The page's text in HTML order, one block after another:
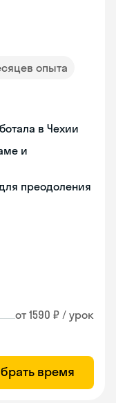
опыта
в Чехии
и
преодоления
от 1590 ₽ / урок
время